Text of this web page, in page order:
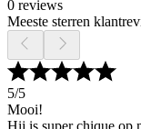
0 reviews
Meeste sterren
5/5
Mooi!
Hij is super chique op